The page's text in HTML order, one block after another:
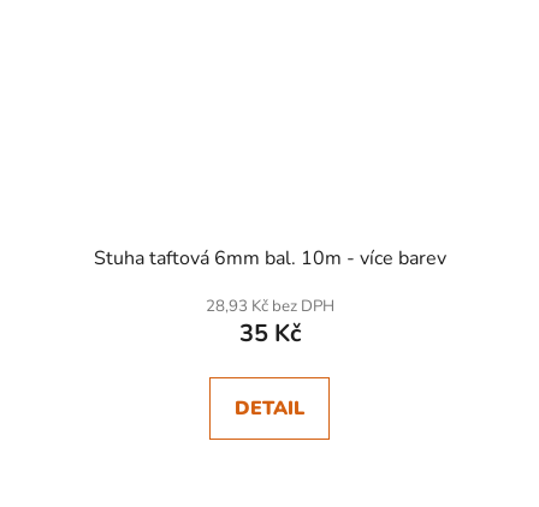
Stuha taftová 6mm bal. 10m - více barev
28,93 Kč bez DPH
35 Kč
DETAIL